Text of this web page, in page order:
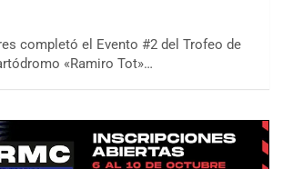
completó el Evento #2 del Trofeo de
«Ramiro Tot»…